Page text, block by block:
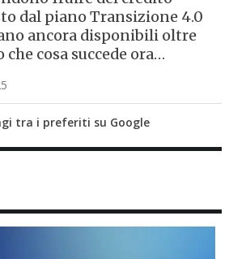
dal piano Transizione 4.0
ancora disponibili oltre
cosa succede ora…
tra i preferiti su Google